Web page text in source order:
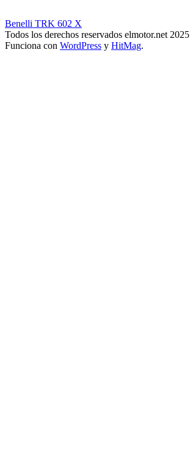
Benelli TRK 602 X
Todos los derechos reservados elmotor.net 2025
Funciona con WordPress y HitMag.